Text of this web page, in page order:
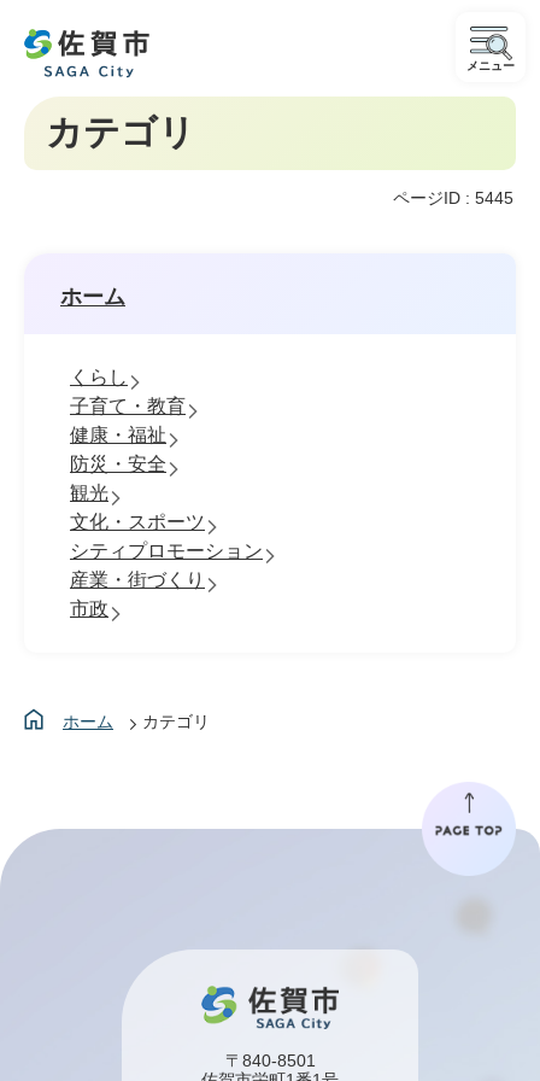
メニュー
カテゴリ
ページID : 5445
ホーム
くらし
子育て・教育
健康・福祉
防災・安全
観光
文化・スポーツ
シティプロモーション
産業・街づくり
市政
ホーム カテゴリ
〒840-8501